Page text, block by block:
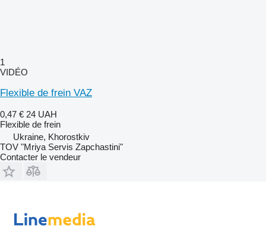
1
VIDÉO
Flexible de frein VAZ
0,47 € 24 UAH
Flexible de frein
Ukraine, Khorostkiv
TOV "Mriya Servis Zapchastini"
Contacter le vendeur